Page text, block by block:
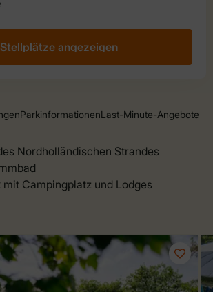
Stellplätze angezeigen